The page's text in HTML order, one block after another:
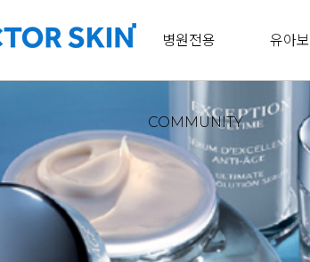
병원전용 유아
COMMUNITY